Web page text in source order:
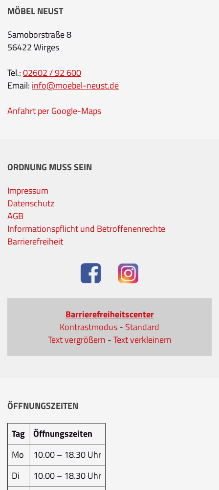
MÖBEL NEUST
Samoborstraße 8
56422 Wirges
Tel.:02602 / 92 600
Email: info@moebel-neust.de
Anfahrt per Google-Maps
ORDNUNG MUSS SEIN
Impressum
Datenschutz
AGB
Informationspflicht und Betroffenenrechte
Barrierefreiheit
Barrierefreiheitscenter
Kontrastmodus- Standard
Text vergrößern -Text verkleinern
ÖFFNUNGSZEITEN
Tag
Öffnungszeiten
Mo
10.00 – 18.30 Uhr
Di
10.00 – 18.30 Uhr